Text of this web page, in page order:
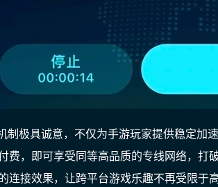
制极具诚意，不仅为手游玩家提供稳定加
费，即可享受同等高品质的专线网络，打
连接效果，让跨平台游戏乐趣不再受限于